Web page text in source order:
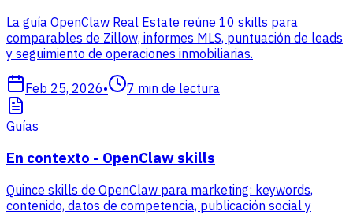
La guía OpenClaw Real Estate reúne 10 skills para
comparables de Zillow, informes MLS, puntuación de leads
y seguimiento de operaciones inmobiliarias.
Feb 25, 2026• 7 min de lectura
Guías
En contexto - OpenClaw skills
Quince skills de OpenClaw para marketing: keywords,
contenido, datos de competencia, publicación social y